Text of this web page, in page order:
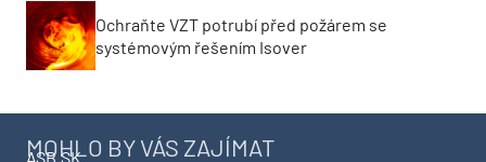
Ochraňte VZT potrubí před požárem se
systémovým řešením Isover
MOHLO BY VÁS ZAJÍMAT
ASB.SK